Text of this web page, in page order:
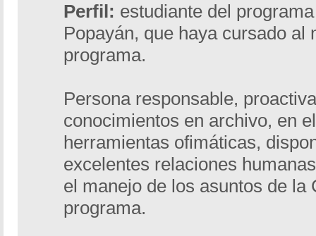
Perfil: estudiante del
Popayán, que haya cursado al
programa.
Persona responsable,
conocimientos en archivo, en
herramientas ofimáticas,
excelentes relaciones
el manejo de los asuntos de la
programa.